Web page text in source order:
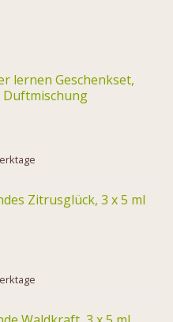
lernen Geschenkset,
Zitrusglück, 3 x 5 ml